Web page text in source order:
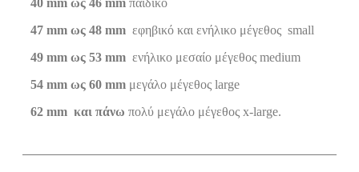
47 mm ως 48 mm εφηβικό και ενήλικο μέγεθος small
49 mm ως 53 mm ενήλικο μεσαίο μέγεθος medium
54 mm ως 60 mm μεγάλο μέγεθος large
62 mm και πάνω πολύ μεγάλο μέγεθος x-large.